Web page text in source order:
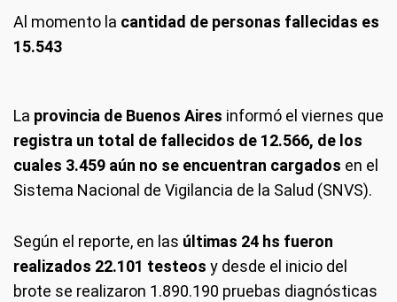
Al momento la cantidad de personas fallecidas es
15.543
La provincia de Buenos Aires informó el viernes que
registra un total de fallecidos de 12.566, de los
cuales 3.459 aún no se encuentran cargados en el
Sistema Nacional de Vigilancia de la Salud (SNVS).
Según el reporte, en las últimas 24 hs fueron
realizados 22.101 testeos y desde el inicio del
brote se realizaron 1.890.190 pruebas diagnósticas